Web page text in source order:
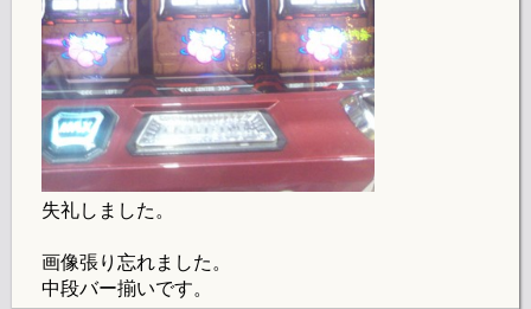
失礼しました。
画像張り忘れました。
中段バー揃いです。